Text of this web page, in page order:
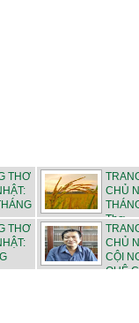
THƠ
CHỦ
Thơ ...
THƠ
CHỦ
CỘI
QUÊ